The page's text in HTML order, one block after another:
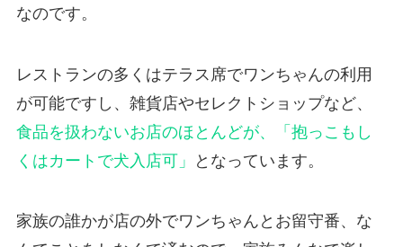
なのです。
レストランの多くはテラス席でワンちゃんの利用
が可能ですし、雑貨店やセレクトショップなど、
食品を扱わないお店のほとんどが、「抱っこもし
くはカートで犬入店可」
となっています。
家族の誰かが店の外でワンちゃんとお留守番、な